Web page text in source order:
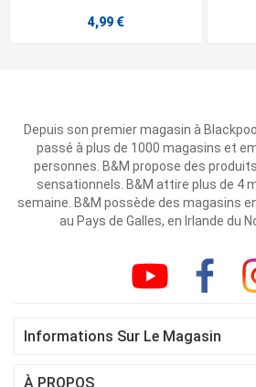
4,99 €
Depuis son premier magasin à
passé à plus de 1000 magasins et
personnes. B&M propose des
sensationnels. B&M attire plus de 4
semaine. B&M possède des magasins
au Pays de Galles, en Irlande du
Informations Sur Le Magasin
À PROPOS